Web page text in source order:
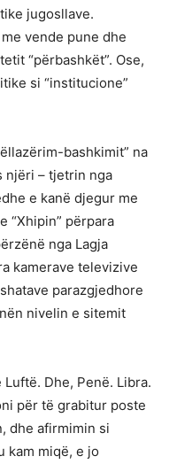
jugosllave.
vende pune dhe
“përbashkët”. Ose,
si “institucione”
bashkimit” na
njëri – tjetrin nga
e kanë djegur me
“Xhipin” përpara
nga Lagja
kamerave televizive
parazgjedhore
nivelin e sitemit
Dhe, Penë. Libra.
për të grabitur poste
dhe afirmimin si
kam miqë, e jo